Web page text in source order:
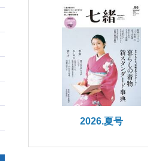
2026.夏号